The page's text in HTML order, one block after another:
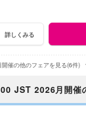
詳しくみる
開催の他のフェアを見る(6件)
JST 2026月開催